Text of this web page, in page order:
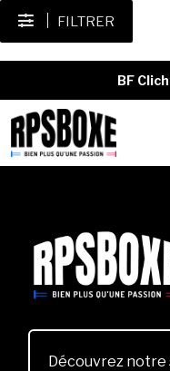
FILTRER
BF
Découvrez notre